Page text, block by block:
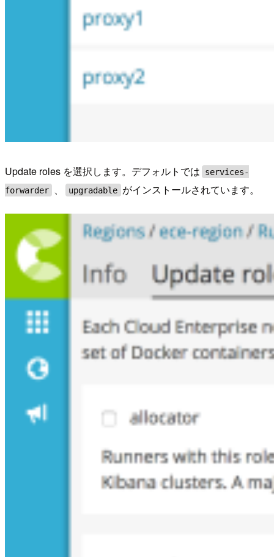
Update roles を選択します。デフォルトでは
services-
forwarder
、 upgradable がインストールされています。